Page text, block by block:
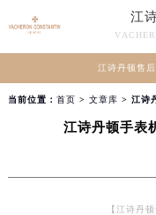
江
江诗丹顿售
当前位置： 首页 > 文章库 > 江诗
江诗丹顿手表
【江诗丹